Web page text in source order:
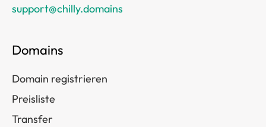
support@chilly.domains
Domains
Domain registrieren
Preisliste
Transfer